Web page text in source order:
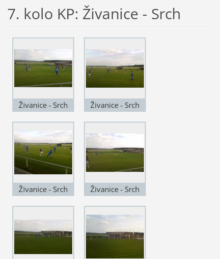
7. kolo KP: Živanice - Srch
Živanice - Srch Živanice - Srch
Živanice - Srch Živanice - Srch